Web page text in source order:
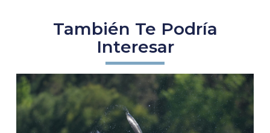
También Te Podría
Interesar